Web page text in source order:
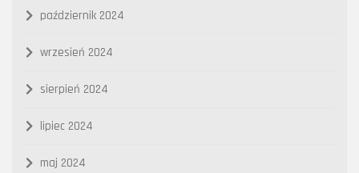
październik 2024
wrzesień 2024
sierpień 2024
lipiec 2024
maj 2024